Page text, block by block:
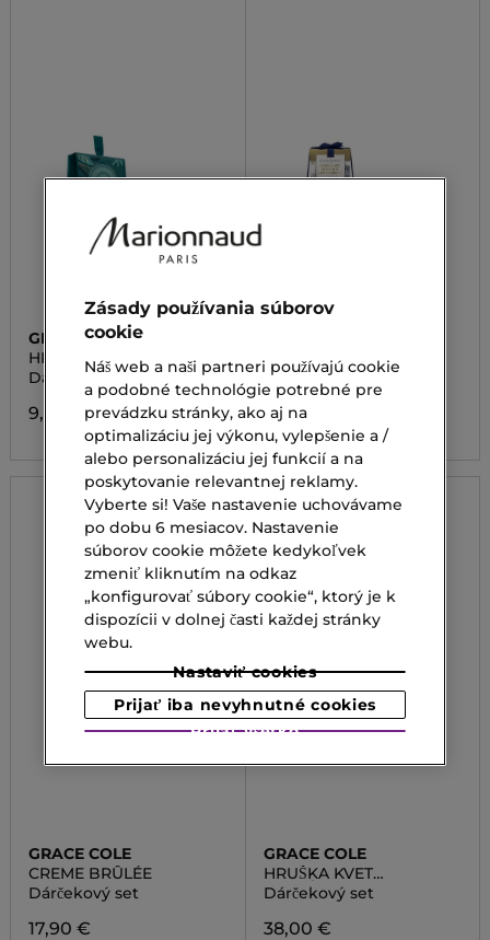
GRACE COLE
HRUŠKA KVET
NEKTÁRINKY
Dárčekový set
9,50 €
BERGAMOT GINGER
LEMONGRASS
Dárčekový set
24,00 €
GRACE COLE
CREME BRÛLÉE
Dárčekový set
17,90 €
GRACE COLE
HRUŠKA KVET
NEKTÁRINKY
Dárčekový set
38,00 €
Zásady používania súborov
cookie
Náš web a naši partneri používajú cookie
a podobné technológie potrebné pre
prevádzku stránky, ako aj na
optimalizáciu jej výkonu, vylepšenie a /
alebo personalizáciu jej funkcií a na
poskytovanie relevantnej reklamy.
Vyberte si! Vaše nastavenie uchovávame
po dobu 6 mesiacov. Nastavenie
súborov cookie môžete kedykoľvek
zmeniť kliknutím na odkaz
„konfigurovať súbory cookie“, ktorý je k
dispozícii v dolnej časti každej stránky
webu.
Nastaviť cookies
Prijať iba nevyhnutné cookies
Prijať všetko